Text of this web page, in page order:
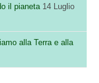
il pianeta 14 Luglio
alla Terra e alla